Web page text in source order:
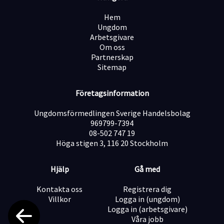
Hem
Ungdom
Arbetsgivare
Om oss
Partnerskap
Sitemap
Företagsinformation
Ungdomsförmedlingen Sverige Handelsbolag
969799-7394
08-502 747 19
Höga stigen 3, 116 20 Stockholm
Hjälp
Kontakta oss
Villkor
Gå med
Registrera dig
Logga in (ungdom)
Logga in (arbetsgivare)
Våra jobb